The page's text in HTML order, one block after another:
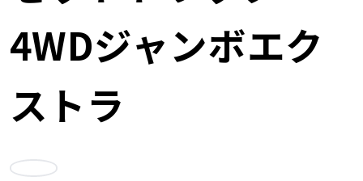
4WDジャンボエク
ストラ
お気に入り